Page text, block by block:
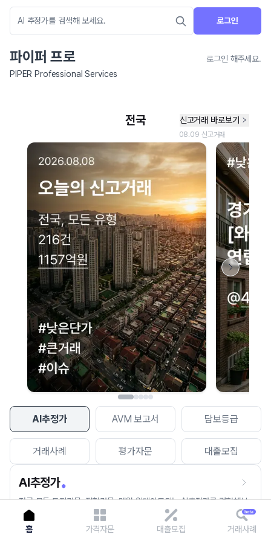
로그인
파이퍼 프로
로그인 해주세요.
PIPER Professional Services
AI추정가 AVM 보고서 담보등급
거래사례 평가자문 대출모집
AI추정가
전국 모든 토지건물, 집합건물, 매월 업데이트되는 AI추정가를 경험해보
세요.
네이버 지도 연결 안내
현재 네이버 지도 연결이 원활하지 않아 지도를 불러올 수 없습니다.
이용에 불편을 드려 죄송합니다.
다시 시도
홈 가격자문 대출모집 거래사례